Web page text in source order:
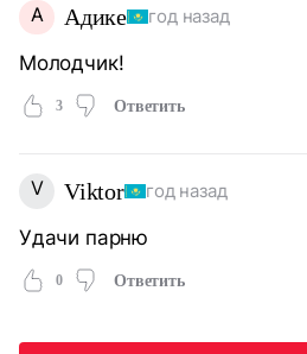
А Адике год назад
Молодчик!
3 Ответить
V Viktor год назад
Удачи парню
0 Ответить